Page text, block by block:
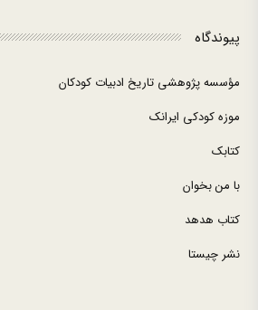
پیوندگاه
مؤسسه پژوهشی تاریخ ادبیات کودکان
موزه کودکی ایرانک
کتابک
با من بخوان
کتاب هدهد
نشر چیستا